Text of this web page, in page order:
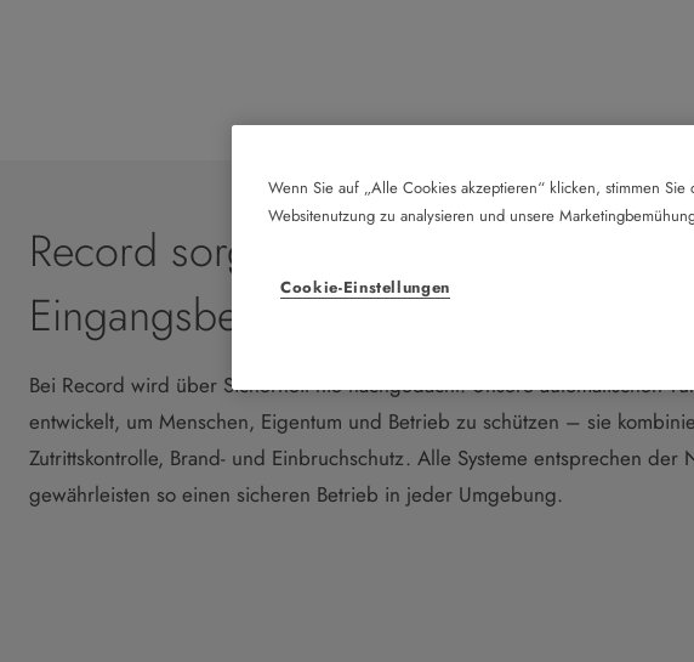
Record sorgt für Sicherheit in jeden
Eingangsbereich
Bei Record wird über Sicherheit nie nachgedacht. Unsere automatischen
entwickelt, um Menschen, Eigentum und Betrieb zu schützen – sie
Zutrittskontrolle, Brand- und Einbruchschutz. Alle Systeme entsprechen
gewährleisten so einen sicheren Betrieb in jeder Umgebung.
Wenn Sie auf „Alle Cookies akzeptieren“ klicken, stimmen
Websitenutzung zu analysieren und unsere
Cookie-Einstellungen